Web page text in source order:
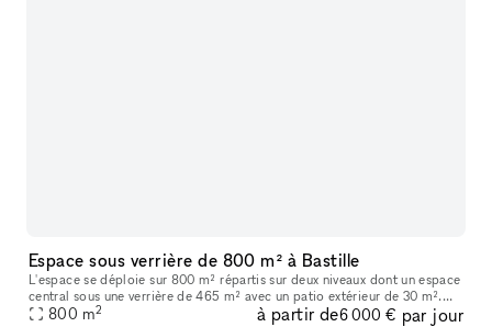
Espace sous verrière de 800 m² à Bastille
L'espace se déploie sur 800 m² répartis sur deux niveaux dont un espace
central sous une verrière de 465 m² avec un patio extérieur de 30 m².
Vous trouverez en pièce jointe une présentation détaillée
800 m2 à partir de6 000 € par jour